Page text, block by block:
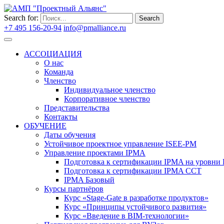
Search for: Search
+7 495 156-20-94 info@pmalliance.ru
АССОЦИАЦИЯ
О нас
Команда
Членство
Индивидуальное членство
Корпоративное членство
Представительства
Контакты
ОБУЧЕНИЕ
Даты обучения
Устойчивое проектное управление ISEE-PM
Управление проектами IPMA
Подготовка к сертификации IPMA на уровни
Подготовка к сертификации IPMA CCT
IPMA Базовый
Курсы партнёров
Курс «Stage-Gate в разработке продуктов»
Курс «Принципы устойчивого развития»
Курс «Введение в BIM-технологии»